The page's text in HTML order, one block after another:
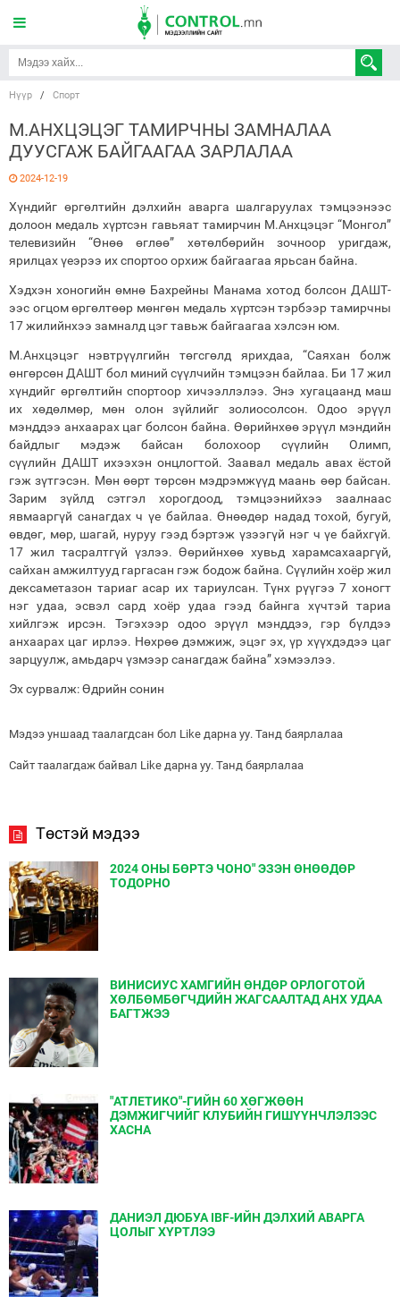
Нүүр / Спорт
М.АНХЦЭЦЭГ ТАМИРЧНЫ ЗАМНАЛАА
ДУУСГАЖ БАЙГААГАА ЗАРЛАЛАА
2024-12-19
Хүндийг өргөлтийн дэлхийн аварга шалгаруулах тэмцээнээс
долоон медаль хүртсэн гавьяат тамирчин М.Анхцэцэг “Монгол”
телевизийн “Өнөө өглөө” хөтөлбөрийн зочноор уригдаж,
ярилцах үеэрээ их спортоо орхиж байгаагаа ярьсан байна.
Хэдхэн хоногийн өмнө Бахрейны Манама хотод болсон ДАШТ-
ээс огцом өргөлтөөр мөнгөн медаль хүртсэн тэрбээр тамирчны
17 жилийнхээ замналд цэг тавьж байгаагаа хэлсэн юм.
М.Анхцэцэг нэвтрүүлгийн төгсгөлд ярихдаа, “Саяхан болж
өнгөрсөн ДАШТ бол миний сүүлчийн тэмцээн байлаа. Би 17 жил
хүндийг өргөлтийн спортоор хичээллэлээ. Энэ хугацаанд маш
их хөдөлмөр, мөн олон зүйлийг золиосолсон. Одоо эрүүл
мэнддээ анхаарах цаг болсон байна. Өөрийнхөө эрүүл мэндийн
байдлыг мэдэж байсан болохоор сүүлийн Олимп,
сүүлийн ДАШТ ихээхэн онцлогтой. Заавал медаль авах ёстой
гэж зүтгэсэн. Мөн өөрт төрсөн мэдрэмжүүд маань өөр байсан.
Зарим зүйлд сэтгэл хорогдоод, тэмцээнийхээ заалнаас
явмааргүй санагдах ч үе байлаа. Өнөөдөр надад тохой, бугуй,
өвдөг, мөр, шагай, нуруу гээд бэртэж үзээгүй нэг ч үе байхгүй.
17 жил тасралтгүй үзлээ. Өөрийнхөө хувьд харамсахааргүй,
сайхан амжилтууд гаргасан гэж бодож байна. Сүүлийн хоёр жил
дексаметазон тариаг асар их тариулсан. Түнх рүүгээ 7 хоногт
нэг удаа, эсвэл сард хоёр удаа гээд байнга хүчтэй тариа
хийлгэж ирсэн. Тэгэхээр одоо эрүүл мэнддээ, гэр бүлдээ
анхаарах цаг ирлээ. Нөхрөө дэмжиж, эцэг эх, үр хүүхдэдээ цаг
зарцуулж, амьдарч үзмээр санагдаж байна” хэмээлээ.
Эх сурвалж: Өдрийн сонин
Мэдээ уншаад таалагдсан бол Like дарна уу. Танд баярлалаа
Сайт таалагдаж байвал Like дарна уу. Танд баярлалаа
Төстэй мэдээ
2024 ОНЫ БӨРТЭ ЧОНО" ЭЗЭН ӨНӨӨДӨР
ТОДОРНО
ВИНИСИУС ХАМГИЙН ӨНДӨР ОРЛОГОТОЙ
ХӨЛБӨМБӨГЧДИЙН ЖАГСААЛТАД АНХ УДАА
БАГТЖЭЭ
"АТЛЕТИКО"-ГИЙН 60 ХӨГЖӨӨН
ДЭМЖИГЧИЙГ КЛУБИЙН ГИШҮҮНЧЛЭЛЭЭС
ХАСНА
ДАНИЭЛ ДЮБУА IBF-ИЙН ДЭЛХИЙ АВАРГА
ЦОЛЫГ ХҮРТЛЭЭ